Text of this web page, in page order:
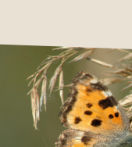
vos
NYMPHALIS
POLYCHLOROS